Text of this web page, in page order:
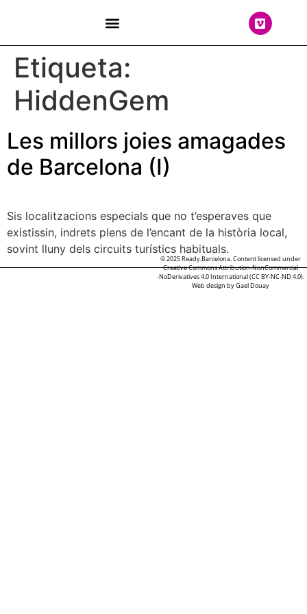
Etiqueta:
HiddenGem
Les millors joies amagades
de Barcelona (I)
Sis localitzacions especials que no t’esperaves que
existissin, indrets plens de l’encant de la història local,
sovint lluny dels circuits turístics habituals.
© 2025 Ready.Barcelona. Content licensed under
Creative Commons Attribution-NonCommercial
-NoDerivatives 4.0 International (CC BY-NC-ND 4.0).
Web design byGael Douay